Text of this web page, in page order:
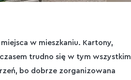
w mieszkaniu. Kartony,
trudno się w tym wszystkim
bo dobrze zorganizowana